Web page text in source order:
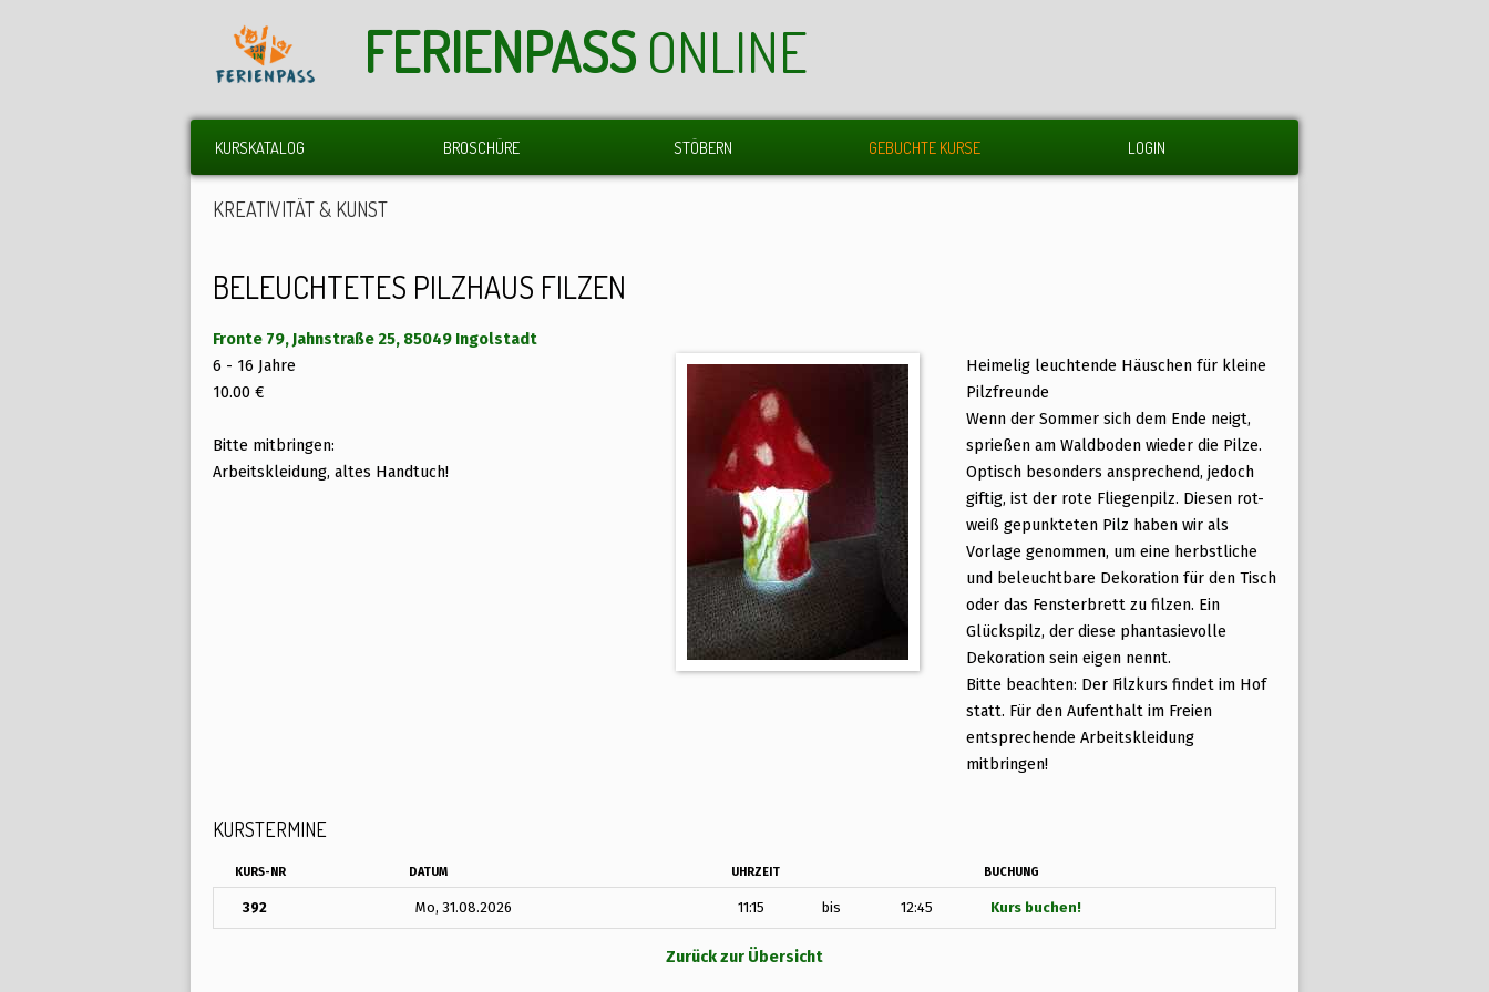
FERIENPASSONLINE
KURSKATALOG BROSCHÜRE STÖBERN GEBUCHTE KURSE LOGIN
KREATIVITÄT & KUNST
BELEUCHTETES PILZHAUS FILZEN
Heimelig leuchtende Häuschen für kleine
Pilzfreunde
Wenn der Sommer sich dem Ende neigt,
sprießen am Waldboden wieder die Pilze.
Optisch besonders ansprechend, jedoch
giftig, ist der rote Fliegenpilz. Diesen rot-
weiß gepunkteten Pilz haben wir als
Vorlage genommen, um eine herbstliche
und beleuchtbare Dekoration für den Tisch
oder das Fensterbrett zu filzen. Ein
Glückspilz, der diese phantasievolle
Dekoration sein eigen nennt.
Bitte beachten: Der Filzkurs findet im Hof
statt. Für den Aufenthalt im Freien
entsprechende Arbeitskleidung
mitbringen!
Fronte 79, Jahnstraße 25, 85049 Ingolstadt
6 - 16 Jahre
10.00 €
Bitte mitbringen:
Arbeitskleidung, altes Handtuch!
KURSTERMINE
KURS-NR DATUM UHRZEIT BUCHUNG
392 Mo, 31.08.2026 11:15 bis 12:45 Kurs buchen!
Zurück zur Übersicht